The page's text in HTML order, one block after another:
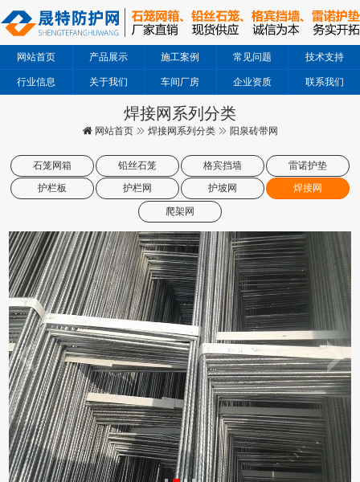
网站首页 产品展示 施工案例 常见问题 技术支持
行业信息 关于我们 车间厂房 企业资质 联系我们
焊接网系列分类
网站首页 焊接网系列分类 阳泉砖带网
石笼网箱 铅丝石笼 格宾挡墙 雷诺护垫
护栏板 护栏网 护坡网 焊接网
爬架网